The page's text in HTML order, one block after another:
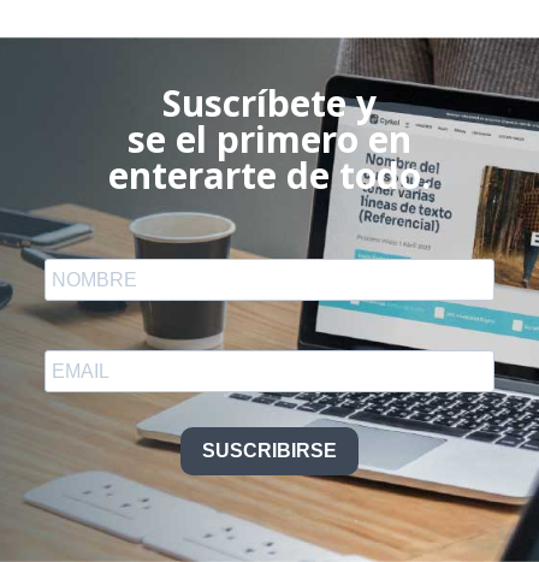
Suscríbete y
se el primero en
enterarte de todo.
SUSCRIBIRSE